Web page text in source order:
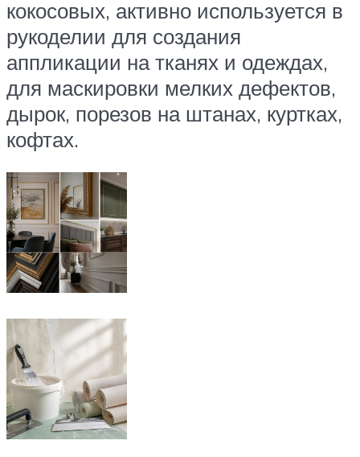
кокосовых, активно используется в
рукоделии для создания
аппликации на тканях и одеждах,
для маскировки мелких дефектов,
дырок, порезов на штанах, куртках,
кофтах.